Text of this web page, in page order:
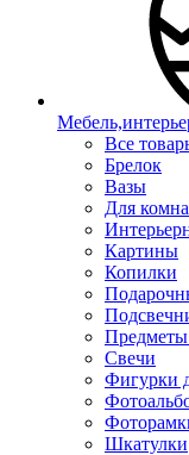
Все
Брелок
Вазы
Для
Картины
Копилки
Предметы
Свечи
Фигурки
Шкатулки